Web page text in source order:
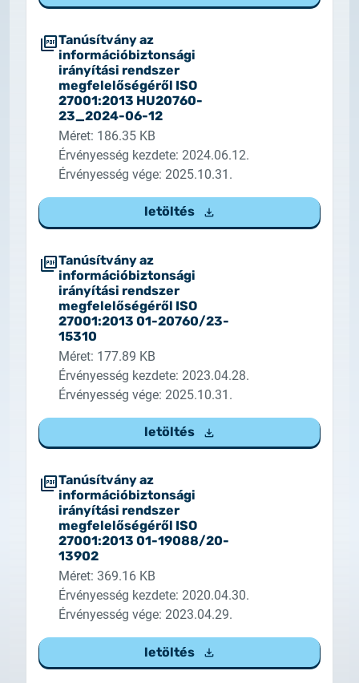
Tanúsítvány az
információbiztonsági
irányítási rendszer
megfelelőségéről ISO
27001:2013 HU20760-
23_2024-06-12
Méret: 186.35 KB
Érvényesség kezdete: 2024.06.12.
Érvényesség vége: 2025.10.31.
letöltés
Tanúsítvány az
információbiztonsági
irányítási rendszer
megfelelőségéről ISO
27001:2013 01-20760/23-
15310
Méret: 177.89 KB
Érvényesség kezdete: 2023.04.28.
Érvényesség vége: 2025.10.31.
letöltés
Tanúsítvány az
információbiztonsági
irányítási rendszer
megfelelőségéről ISO
27001:2013 01-19088/20-
13902
Méret: 369.16 KB
Érvényesség kezdete: 2020.04.30.
Érvényesség vége: 2023.04.29.
letöltés